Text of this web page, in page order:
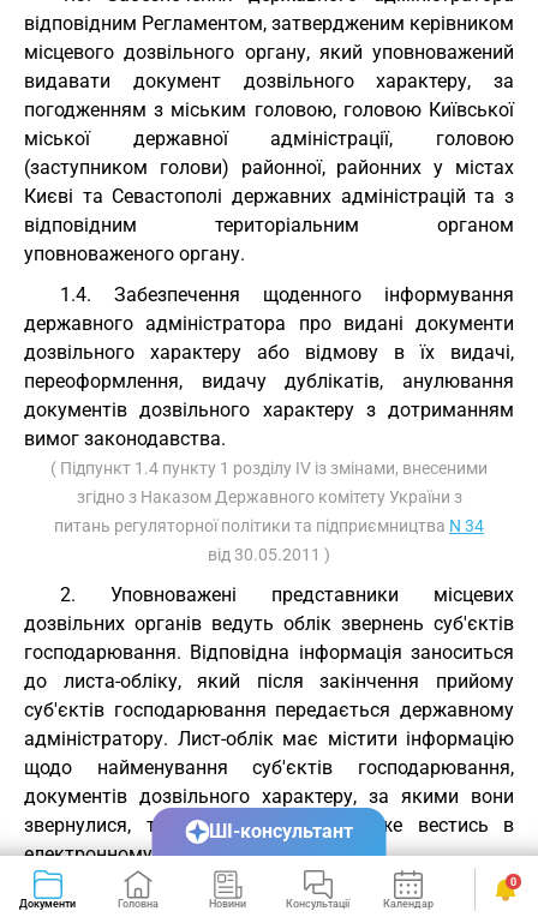
відповідним Регламентом, затвердженим керівником
місцевого дозвільного органу, який уповноважений
видавати документ дозвільного характеру, за
погодженням з міським головою, головою Київської
міської державної адміністрації, головою
(заступником голови) районної, районних у містах
Києві та Севастополі державних адміністрацій та з
відповідним територіальним органом
уповноваженого органу.
1.4. Забезпечення щоденного інформування
державного адміністратора про видані документи
дозвільного характеру або відмову в їх видачі,
переоформлення, видачу дублікатів, анулювання
документів дозвільного характеру з дотриманням
вимог законодавства.
( Підпункт 1.4 пункту 1 розділу IV із змінами, внесеними
згідно з Наказом Державного комітету України з
питань регуляторної політики та підприємництва N 34
від 30.05.2011 )
2. Уповноважені представники місцевих
дозвільних органів ведуть облік звернень суб'єктів
господарювання. Відповідна інформація заноситься
до листа-обліку, який після закінчення прийому
суб'єктів господарювання передається державному
адміністратору. Лист-облік має містити інформацію
щодо найменування суб'єктів господарювання,
документів дозвільного характеру, за якими вони
звернулися, та інше. Лист-облік може вестись в
електронному вигляді.
3. У разі відсутності представника місцевого
Документи Головна Новини Консультації Календар Сервіси
0
ШІ-консультант